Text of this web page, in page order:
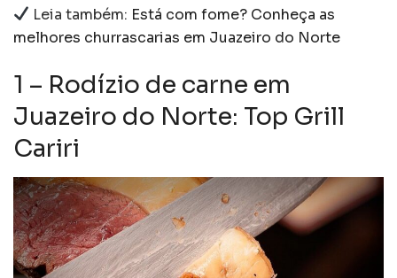
Leia também: Está com fome? Conheça as
melhores churrascarias em Juazeiro do Norte
1 – Rodízio de carne em
Juazeiro do Norte: Top Grill
Cariri